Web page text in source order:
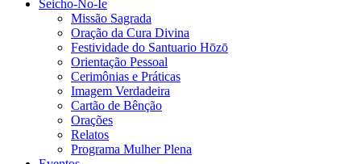
Seicho-No-Ie
Missão Sagrada
Oração da Cura Divina
Festividade do Santuario Hōzō
Orientação Pessoal
Cerimônias e Práticas
Imagem Verdadeira
Cartão de Bênção
Orações
Relatos
Programa Mulher Plena